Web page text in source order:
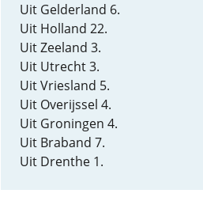
Uit Gelderland 6.
Uit Holland 22.
Uit Zeeland 3.
Uit Utrecht 3.
Uit Vriesland 5.
Uit Overijssel 4.
Uit Groningen 4.
Uit Braband 7.
Uit Drenthe 1.